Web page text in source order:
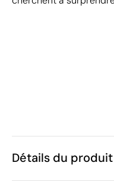
Détails du produit
Caractéristiques